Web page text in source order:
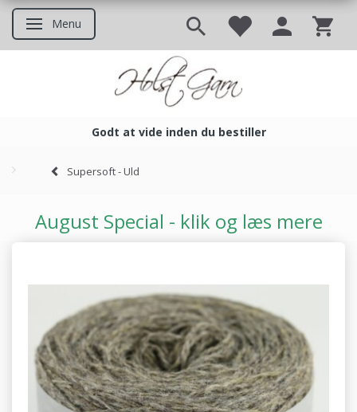
Skifte navigation
Menu
Godt at vide inden du bestiller
Supersoft - Uld
August Special - klik og læs mere